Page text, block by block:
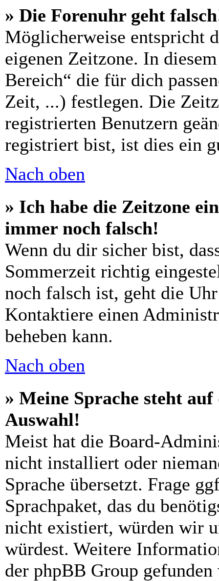
» Die Forenuhr geht
Möglicherweise entspricht
eigenen Zeitzone. In
Bereich“ die für dich
Zeit, ...) festlegen. Die
registrierten Benutzern
registriert bist, ist dies ein
Nach oben
» Ich habe die Zeitzone
immer noch falsch!
Wenn du dir sicher bist,
Sommerzeit richtig
noch falsch ist, geht die
Kontaktiere einen
beheben kann.
Nach oben
» Meine Sprache steht
Auswahl!
Meist hat die Board-
nicht installiert oder
Sprache übersetzt. Frage
Sprachpaket, das du
nicht existiert, würden wir
würdest. Weitere
der phpBB Group